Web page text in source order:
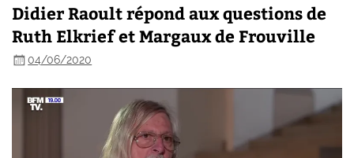
Didier Raoult répond aux questions de
Ruth Elkrief et Margaux de Frouville
04/06/2020